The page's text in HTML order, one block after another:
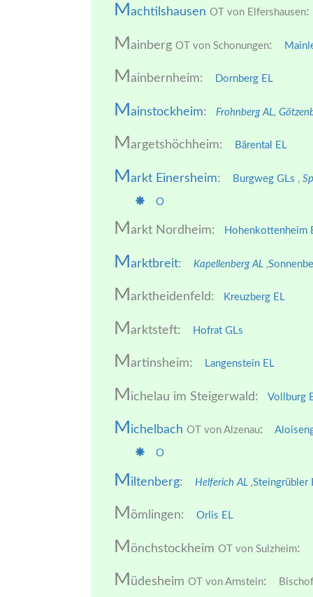
M achtilshausen OT von Elfershausen:
M ainberg OT von Schonungen:
M ainbernheim: Dornberg EL
M ainstockheim: Frohnberg AL,
M argetshöchheim: Bärental EL
M arkt Einersheim: Burgweg GLs ,
O
M arkt Nordheim: Hohenkottenheim
M arktbreit: Kapellenberg AL ,
M arktheidenfeld: Kreuzberg EL
M arktsteft: Hofrat GLs
M artinsheim: Langenstein EL
M ichelau im Steigerwald: Vollburg
M ichelbach OT von Alzenau:
O
M iltenberg: Helferich AL ,Steingrübler
M ömlingen: Orlis EL
M önchstockheim OT von Sulzheim:
M üdesheim OT von Arnstein: